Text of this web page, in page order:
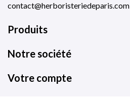
contact@herboristeriedeparis.com
Produits
Notre société
Votre compte